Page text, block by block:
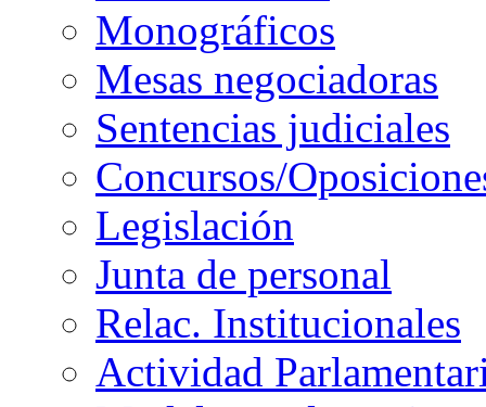
Monográficos
Mesas negociadoras
Sentencias judiciales
Concursos/
Legislación
Junta de personal
Relac. Institucionales
Actividad